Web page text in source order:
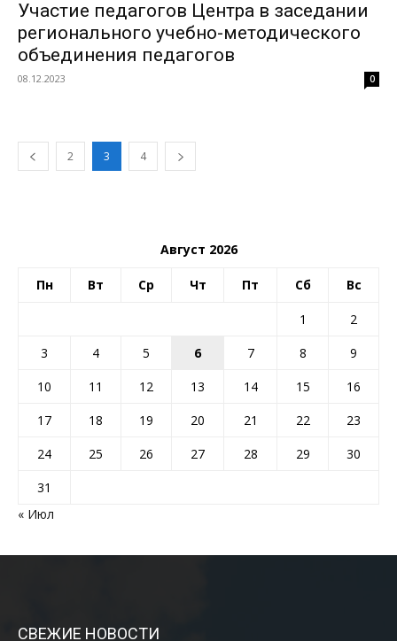
Участие педагогов Центра в заседании
регионального учебно-методического
объединения педагогов
08.12.2023 0
2 3 4
Август 2026
Пн Вт Ср Чт Пт Сб Вс
1
2
3
4 5 6 7 8
9
10
11 12 13 14 15
16
17
18 19 20 21 22
23
24
25 26 27 28 29
30
31
« Июл
СВЕЖИЕ НОВОСТИ